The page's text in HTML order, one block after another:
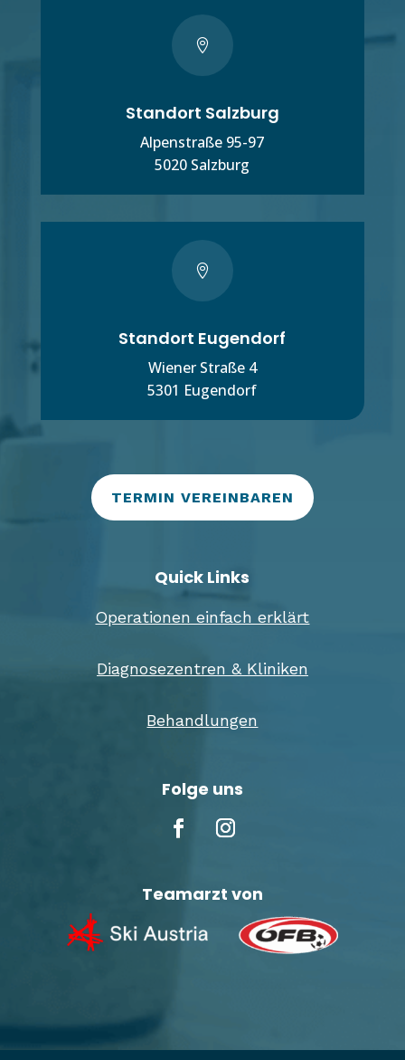

Standort Salzburg
Alpenstraße 95-97
5020 Salzburg

Standort Eugendorf
Wiener Straße 4
5301 Eugendorf
TERMIN VEREINBAREN
Quick Links
Operationen einfach erklärt
Diagnosezentren & Kliniken
Behandlungen
Folge uns
Teamarzt von